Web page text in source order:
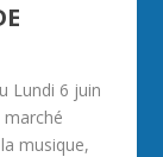
Lundi 6 juin
musique,